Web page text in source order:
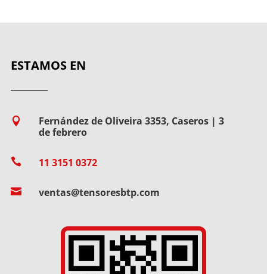
ESTAMOS EN

Fernández de Oliveira 3353, Caseros | 3
de febrero
 11 3151 0372
 ventas@tensoresbtp.com